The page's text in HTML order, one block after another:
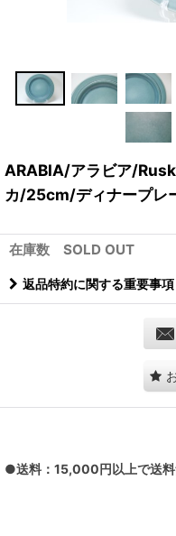
ARABIA/アラビア/
カ/25cm/ディナープレ
在庫数 SOLD OUT
返品特約に関する重要事項
●送料：15,000円以上で送